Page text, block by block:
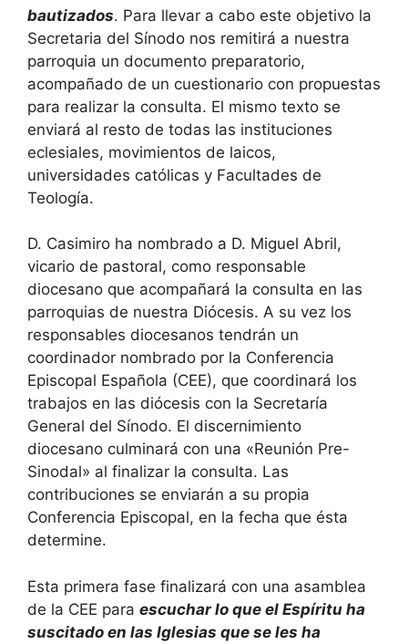
bautizados. Para llevar a cabo este objetivo la
Secretaria del Sínodo nos remitirá a nuestra
parroquia un documento preparatorio,
acompañado de un cuestionario con propuestas
para realizar la consulta. El mismo texto se
enviará al resto de todas las instituciones
eclesiales, movimientos de laicos,
universidades católicas y Facultades de
Teología.
D. Casimiro ha nombrado a D. Miguel Abril,
vicario de pastoral, como responsable
diocesano que acompañará la consulta en las
parroquias de nuestra Diócesis. A su vez los
responsables diocesanos tendrán un
coordinador nombrado por la Conferencia
Episcopal Española (CEE), que coordinará los
trabajos en las diócesis con la Secretaría
General del Sínodo. El discernimiento
diocesano culminará con una «Reunión Pre-
Sinodal» al finalizar la consulta. Las
contribuciones se enviarán a su propia
Conferencia Episcopal, en la fecha que ésta
determine.
Esta primera fase finalizará con una asamblea
de la CEE para escuchar lo que el Espíritu ha
suscitado en las Iglesias que se les ha